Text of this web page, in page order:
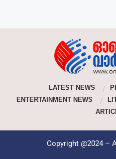
LATEST NEWS
ENTERTAINMENT NEWS
Copyright @2024 –